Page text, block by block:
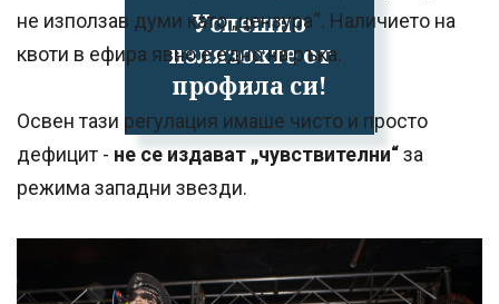
Успешно
излязохте от
профила си!
не използав думи като „цензура“. Наличието на
квоти в ефира явно е едно на ръка.
Освен тази регулация имаше чисто и просто
дефицит - не се издават „чувствителни“за
режима западни звезди.